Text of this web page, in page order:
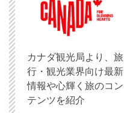
​カナダ観光局より、旅
行・観光業界向け最新
情報や心輝く旅のコン
テンツを紹介